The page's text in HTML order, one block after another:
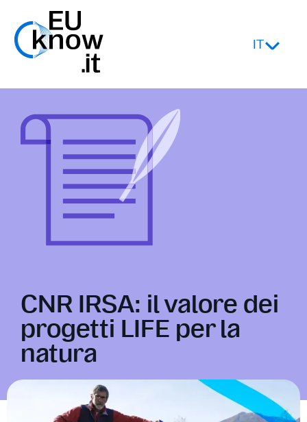
IT
CNR IRSA: il valore dei
progetti LIFE per la
natura